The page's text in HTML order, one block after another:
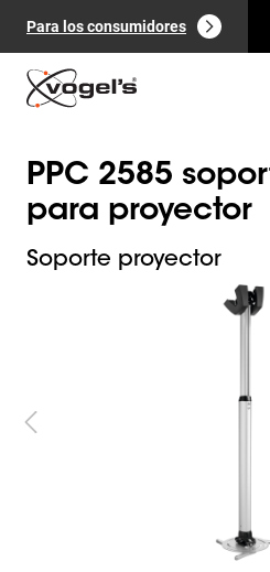
Para los consumidores
Productos
PPC 2585
para proyector
Soporte proyector